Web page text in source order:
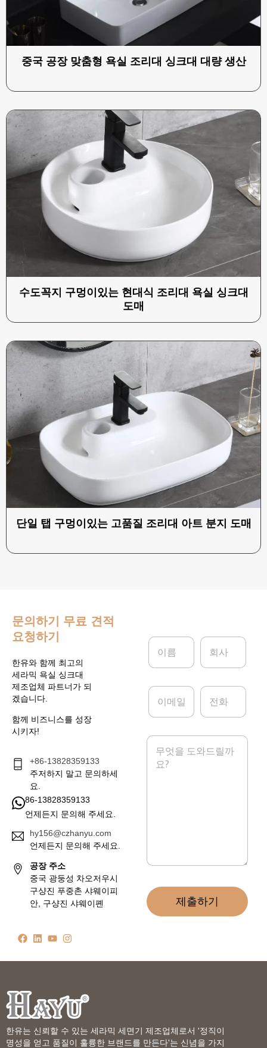
중국 공장 맞춤형 욕실 조리대 싱크대 대량 생산
수도꼭지 구멍이있는 현대식 조리대 욕실 싱크대
도매
단일 탭 구멍이있는 고품질 조리대 아트 분지 도매
문의하기 무료 견적
요청하기
한유와 함께 최고의
세라믹 욕실 싱크대
제조업체 파트너가 되
겠습니다.
함께 비즈니스를 성장
시키자!
+86-13828359133
주저하지 말고 문의하세
요.
86-13828359133
언제든지 문의해 주세요.
hy156@czhanyu.com
언제든지 문의해 주세요.
공장 주소
중국 광둥성 차오저우시
구샹진 푸중촌 샤웨이피
안, 구샹진 샤웨이폔
이
*
회
이
일
전
메
제출하기
한유는 신뢰할 수 있는 세라믹 세면기 제조업체로서 '정직이
명성을 얻고 품질이 훌륭한 브랜드를 만든다'는 신념을 가지